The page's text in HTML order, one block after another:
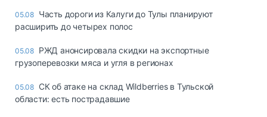
05.08 Часть дороги из Калуги до Тулы планируют
расширить до четырех полос
05.08 РЖД анонсировала скидки на экспортные
грузоперевозки мяса и угля в регионах
05.08 СК об атаке на склад Wildberries в Тульской
области: есть пострадавшие